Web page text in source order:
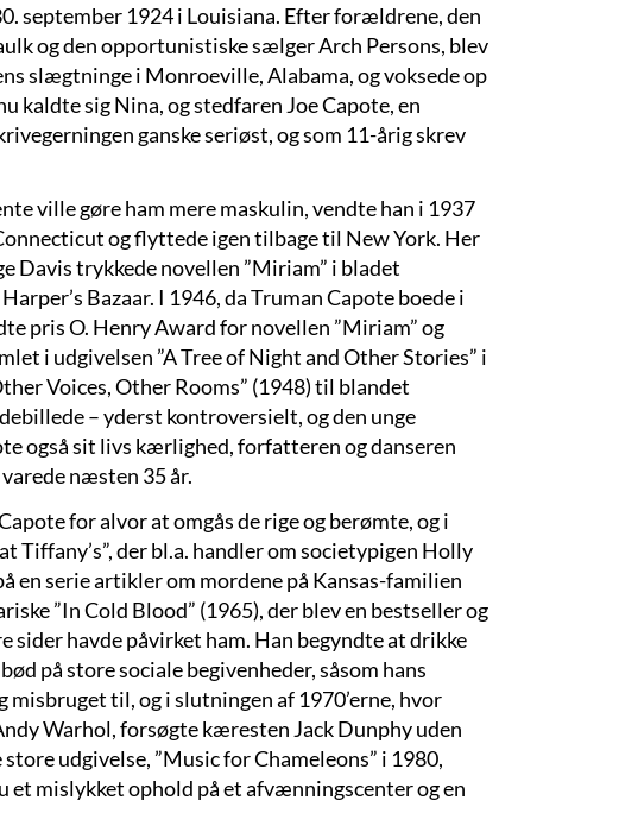
september 1924 i Louisiana. Efter forældrene, den
og den opportunistiske sælger Arch Persons, blev
slægtninge i Monroeville, Alabama, og voksede op
kaldte sig Nina, og stedfaren Joe Capote, en
ganske seriøst, og som 11-årig skrev
ville gøre ham mere maskulin, vendte han i 1937
og flyttede igen tilbage til New York. Her
Davis trykkede novellen ”Miriam” i bladet
Bazaar. I 1946, da Truman Capote boede i
pris O. Henry Award for novellen ”Miriam” og
i udgivelsen ”A Tree of Night and Other Stories” i
Voices, Other Rooms” (1948) til blandet
– yderst kontroversielt, og den unge
også sit livs kærlighed, forfatteren og danseren
næsten 35 år.
for alvor at omgås de rige og berømte, og i
der bl.a. handler om societypigen Holly
en serie artikler om mordene på Kansas-familien
”In Cold Blood” (1965), der blev en bestseller og
havde påvirket ham. Han begyndte at drikke
på store sociale begivenheder, såsom hans
til, og i slutningen af 1970’erne, hvor
Warhol, forsøgte kæresten Jack Dunphy uden
udgivelse, ”Music for Chameleons” i 1980,
mislykket ophold på et afvænningscenter og en